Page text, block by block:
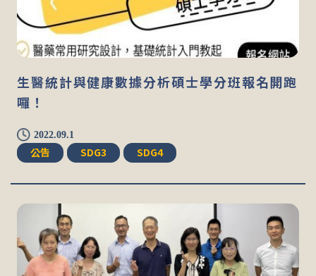
生醫統計與健康數據分析碩士學分班報名開跑
囉！
2022.09.1
公告 SDG3 SDG4